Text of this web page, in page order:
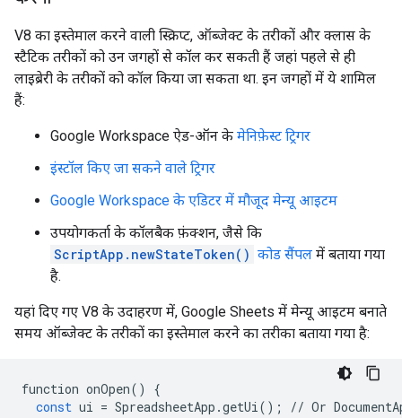
V8 का इस्तेमाल करने वाली स्क्रिप्ट, ऑब्जेक्ट के तरीकों और क्लास के
स्टैटिक तरीकों को उन जगहों से कॉल कर सकती हैं जहां पहले से ही
लाइब्रेरी के तरीकों को कॉल किया जा सकता था. इन जगहों में ये शामिल
हैं:
Google Workspace ऐड-ऑन के मेनिफ़ेस्ट ट्रिगर
इंस्टॉल किए जा सकने वाले ट्रिगर
Google Workspace के एडिटर में मौजूद मेन्यू आइटम
उपयोगकर्ता के कॉलबैक फ़ंक्शन, जैसे कि
ScriptApp.newStateToken() कोड सैंपल में बताया गया
है.
यहां दिए गए V8 के उदाहरण में, Google Sheets में मेन्यू आइटम बनाते
समय ऑब्जेक्ट के तरीकों का इस्तेमाल करने का तरीका बताया गया है:
function onOpen()
{
const ui = SpreadsheetApp .getUi(); // Or